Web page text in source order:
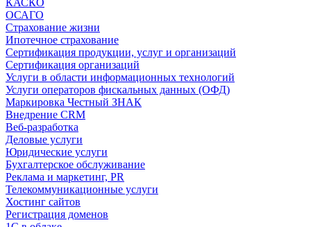
КАСКО
ОСАГО
Страхование жизни
Ипотечное страхование
Сертификация продукции, услуг и организаций
Сертификация организаций
Услуги в области информационных технологий
Услуги операторов фискальных данных (ОФД)
Маркировка Честный ЗНАК
Внедрение CRM
Веб-разработка
Деловые услуги
Юридические услуги
Бухгалтерское обслуживание
Реклама и маркетинг, PR
Телекоммуникационные услуги
Хостинг сайтов
Регистрация доменов